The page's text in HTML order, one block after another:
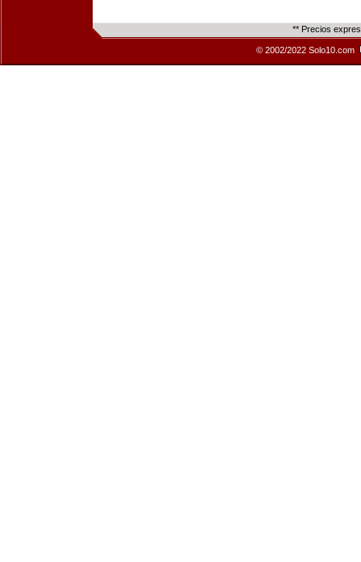
** Precios
© 2002/2022 Solo10.com